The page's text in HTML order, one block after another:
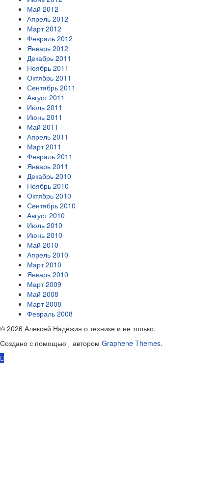
Май 2012
Апрель 2012
Март 2012
Февраль 2012
Январь 2012
Декабрь 2011
Ноябрь 2011
Октябрь 2011
Сентябрь 2011
Август 2011
Июль 2011
Июнь 2011
Май 2011
Апрель 2011
Март 2011
Февраль 2011
Январь 2011
Декабрь 2010
Ноябрь 2010
Октябрь 2010
Сентябрь 2010
Август 2010
Июль 2010
Июнь 2010
Май 2010
Апрель 2010
Март 2010
Январь 2010
Март 2009
Май 2008
Март 2008
Февраль 2008
© 2026 Алексей Надёжин о технике и не только.
Создано с помощью
автором Graphene Themes.